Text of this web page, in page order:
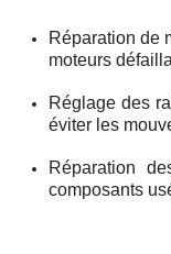
Réparation de
moteurs
Réglage des
éviter les
Réparation
composants